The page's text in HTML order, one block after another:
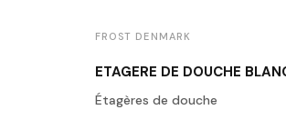
FROST DENMARK
Étagères de douche